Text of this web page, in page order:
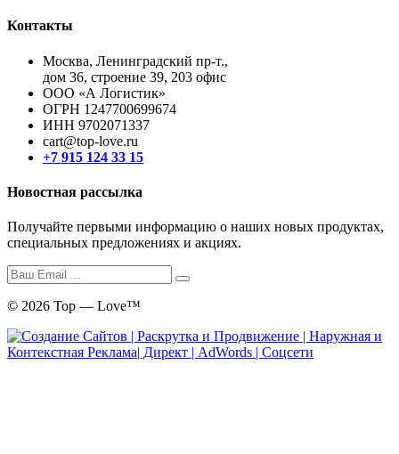
Контакты
Москва, Ленинградский пр-т.,
дом 36, строение 39, 203 офис
ООО «А Логистик»
ОГРН 1247700699674
ИНН 9702071337
cart@top-love.ru
+7 915 124 33 15
Новостная рассылка
Получайте первыми информацию о наших новых продуктах,
специальных предложениях и акциях.
© 2026 Top — Love™